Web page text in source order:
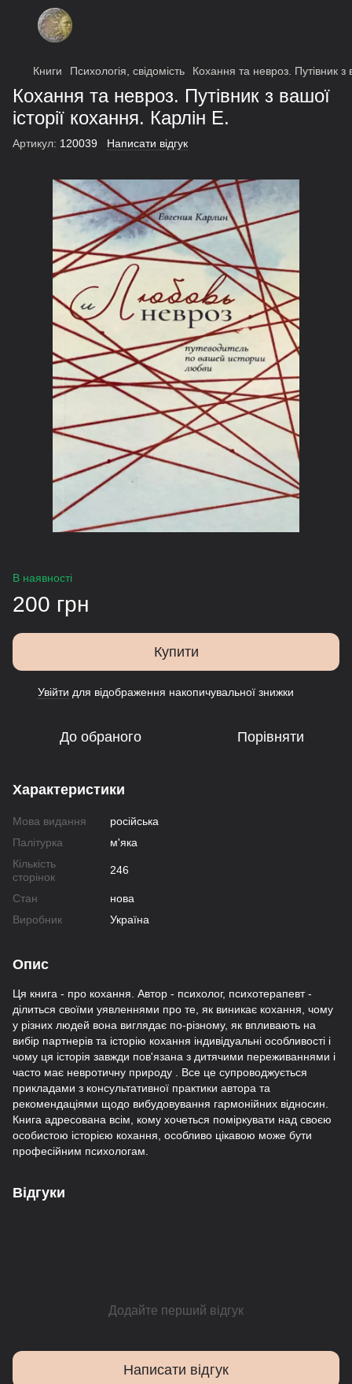
Книги Психологія, свідомість Кохання та невроз. Путівник з
Кохання та невроз. Путівник з вашої
історії кохання. Карлін Е.
Артикул: 120039 Написати відгук
В наявності
200 грн
Купити
Увійти для відображення накопичувальної знижки
До обраного Порівняти
Характеристики
Мова видання
російська
Палітурка
м'яка
Кількість
сторінок
246
Стан
нова
Виробник
Україна
Опис
Ця книга - про кохання. Автор - психолог, психотерапевт -
ділиться своїми уявленнями про те, як виникає кохання, чому
у різних людей вона виглядає по-різному, як впливають на
вибір партнерів та історію кохання індивідуальні особливості і
чому ця історія завжди пов'язана з дитячими переживаннями і
часто має невротичну природу . Все це супроводжується
прикладами з консультативної практики автора та
рекомендаціями щодо вибудовування гармонійних відносин.
Книга адресована всім, кому хочеться поміркувати над своєю
особистою історією кохання, особливо цікавою може бути
професійним психологам.
Відгуки
Додайте перший відгук
Написати відгук